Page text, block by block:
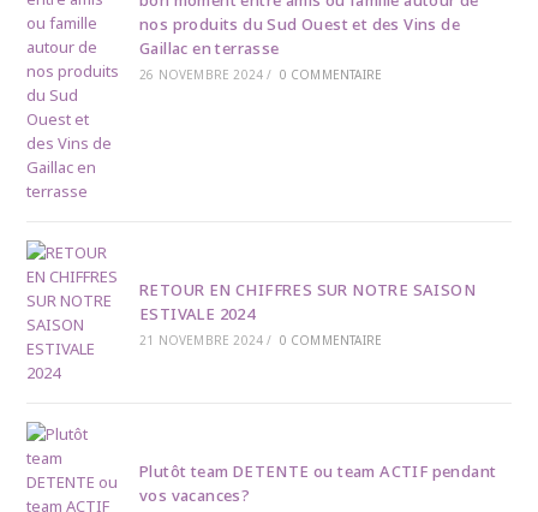
nos produits du Sud Ouest et des Vins de
Gaillac en terrasse
26 NOVEMBRE 2024 / 0 COMMENTAIRE
RETOUR EN CHIFFRES SUR NOTRE SAISON
ESTIVALE 2024
21 NOVEMBRE 2024 / 0 COMMENTAIRE
Plutôt team DETENTE ou team ACTIF pendant
vos vacances?